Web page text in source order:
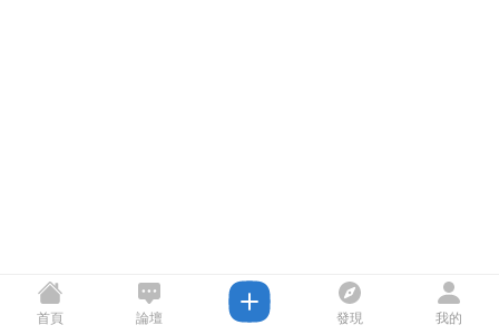
首頁 論壇 發現 我的